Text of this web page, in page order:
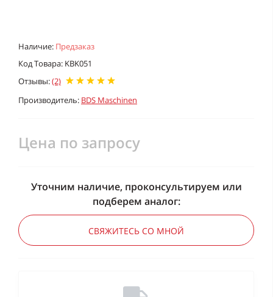
Наличие: Предзаказ
Код Товара: KBK051
Отзывы:(2)
Производитель: BDS Maschinen
Цена по запросу
Уточним наличие, проконсультируем или
подберем аналог:
СВЯЖИТЕСЬ СО МНОЙ